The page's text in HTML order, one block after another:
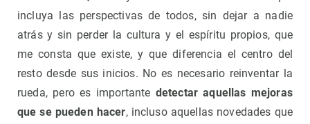
incluya las perspectivas de todos, sin dejar a nadie
atrás y sin perder la cultura y el espíritu propios, que
me consta que existe, y que diferencia el centro del
resto desde sus inicios. No es necesario reinventar la
rueda, pero es importante detectar aquellas mejoras
que se pueden hacer, incluso aquellas novedades que